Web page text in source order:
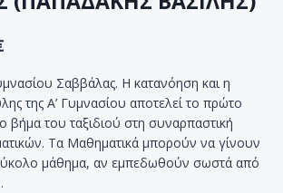
Σαββάλας. Η κατανόηση και η
της Α’ Γυμνασίου αποτελεί το πρώτο
βήμα του ταξιδιού στη συναρπαστική
Τα Μαθηματικά μπορούν να γίνουν
μάθημα, αν εμπεδωθούν σωστά από